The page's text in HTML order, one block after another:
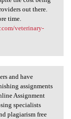
out there.
time.
veterinary-
and have
assignments
Assignment
specialists
plagiarism free